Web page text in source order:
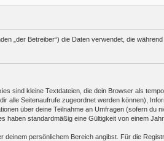
„der Betreiber“) die Daten verwendet, die
sind kleine Textdateien, die dein Browser als
alle Seitenaufrufe zugeordnet werden können),
über deine Teilnahme an Umfragen (sofern du
standardmäßig eine Gültigkeit von einem
persönlichem Bereich angibst. Für die